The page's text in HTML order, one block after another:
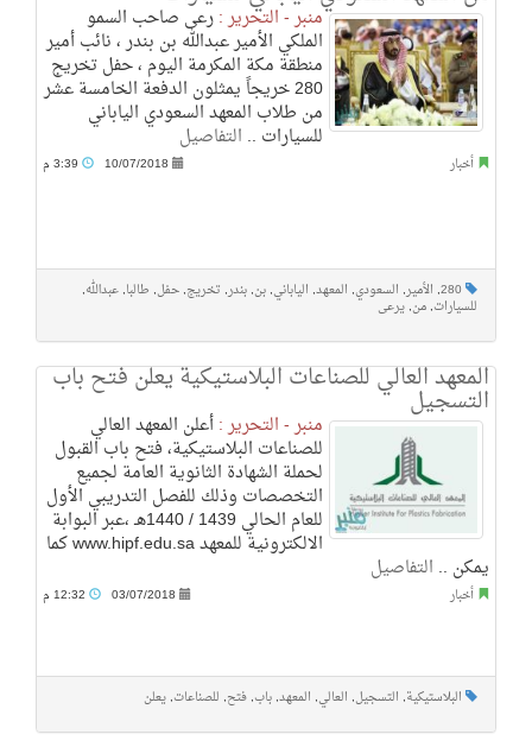
منبر - التحرير :رعى صاحب السمو
الملكي الأمير عبدالله بن بندر ، نائب أمير
منطقة مكة المكرمة اليوم ، حفل تخريج
280 خريجاً يمثلون الدفعة الخامسة عشر
من طلاب المعهد السعودي الياباني
للسيارات .. التفاصيل
أخبار 10/07/2018
280
, الأمير, السعودي, المعهد, الياباني, بن, بندر, تخريج, حفل, طالبا, عبدالله,
للسيارات, من, يرعى
المعهد العالي للصناعات البلاستيكية يعلن فتح باب
التسجيل
منبر - التحرير :أعلن المعهد العالي
للصناعات البلاستيكية، فتح باب القبول
لحملة الشهادة الثانوية العامة لجميع
التخصصات وذلك للفصل التدريبي الأول
للعام الحالي 1439 / 1440هـ ،عبر البوابة
الالكترونية للمعهد www.hipf.edu.sa كما
يمكن .. التفاصيل
أخبار 03/07/2018
البلاستيكية, التسجيل, العالي, المعهد, باب, فتح, للصناعات, يعلن